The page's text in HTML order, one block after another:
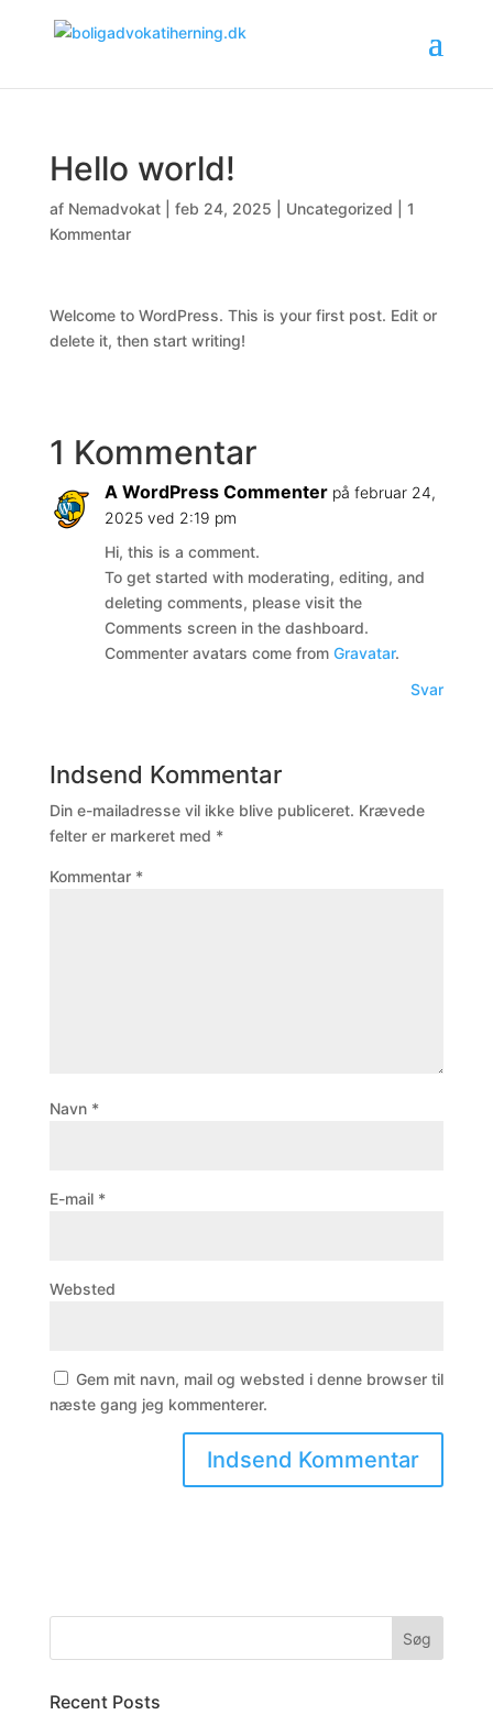
Hello world!
af Nemadvokat| feb 24, 2025 Uncategorized
1
Kommentar
Welcome to WordPress. This is your first post. Edit or
delete it, then start writing!
1 Kommentar
A WordPress Commenter på februar 24,
2025 ved 2:19 pm
Hi, this is a comment.
To get started with moderating, editing, and
deleting comments, please visit the
Comments screen in the dashboard.
Commenter avatars come from Gravatar.
Svar
Indsend Kommentar
Din e-mailadresse vil ikke blive publiceret. Krævede
felter er markeret med *
Kommentar *
Navn *
E-mail *
Websted
Gem mit navn, mail og websted i denne browser til
næste gang jeg kommenterer.
Søg
Recent Posts